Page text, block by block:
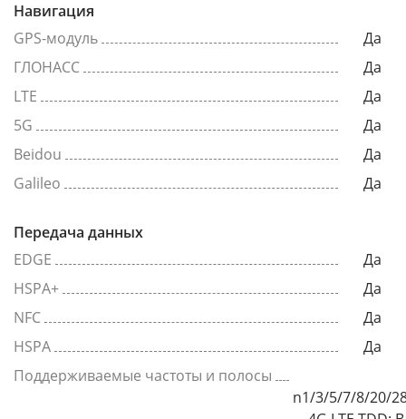
Навигация
GPS-модуль
Да
ГЛОНАСС
Да
LTE
Да
5G
Да
Beidou
Да
Galileo
Да
Передача данных
EDGE
Да
HSPA+
Да
NFC
Да
HSPA
Да
Поддерживаемые частоты и полосы
n1/3/5/7/8/20/